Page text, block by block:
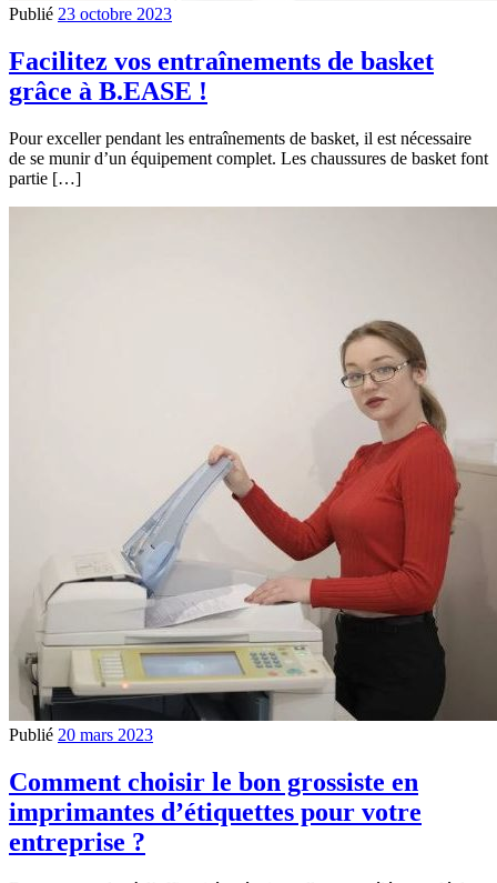
Publié 23 octobre 2023
Facilitez vos entraînements de basket
grâce à B.EASE !
Pour exceller pendant les entraînements de basket, il est nécessaire
de se munir d’un équipement complet. Les chaussures de basket font
partie […]
Publié 20 mars 2023
Comment choisir le bon grossiste en
imprimantes d’étiquettes pour votre
entreprise ?